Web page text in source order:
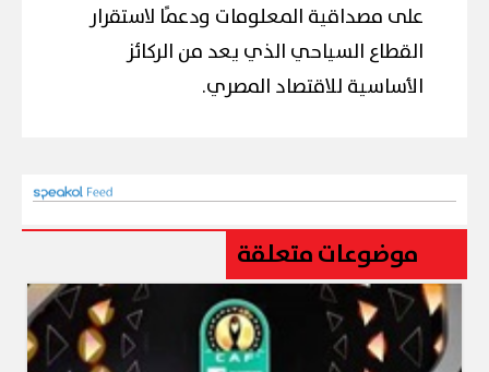
على مصداقية المعلومات ودعمًا لاستقرار
القطاع السياحي الذي يعد من الركائز
الأساسية للاقتصاد المصري.
موضوعات متعلقة